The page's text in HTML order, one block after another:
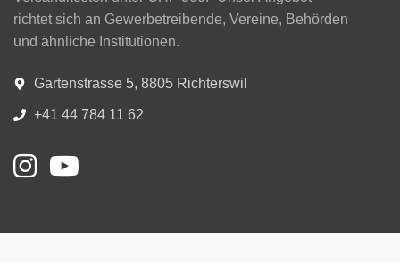
richtet sich an Gewerbetreibende, Vereine, Behörden
und ähnliche Institutionen.
Gartenstrasse 5, 8805 Richterswil
+41 44 784 11 62